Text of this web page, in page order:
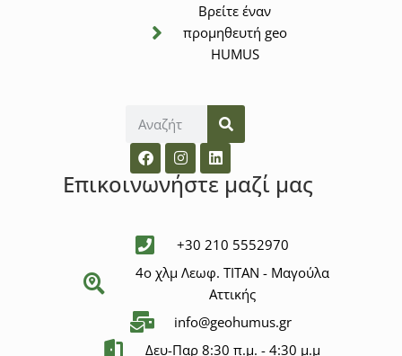
Βρείτε έναν
προμηθευτή geo
HUMUS
Επικοινωνήστε μαζί μας
+30 210 5552970
4ο χλμ Λεωφ. ΤΙΤΑΝ - Μαγούλα
Αττικής
info@geohumus.gr
Δευ-Παρ 8:30 π.μ. - 4:30 μ.μ